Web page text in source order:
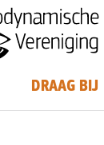
DRAAG BIJ